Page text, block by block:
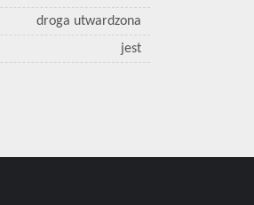
droga utwardzona
jest